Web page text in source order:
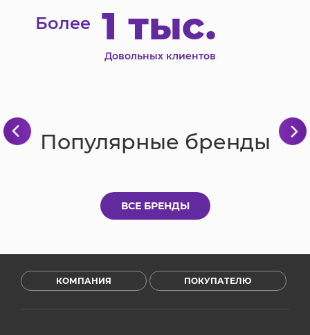
Более 1 тыс.
Довольных клиентов
Популярные бренды
ВСЕ БРЕНДЫ
КОМПАНИЯ ПОКУПАТЕЛЮ